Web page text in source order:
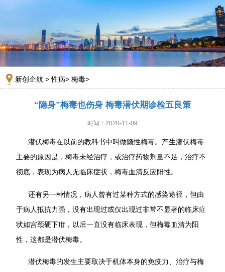
新创企航 >性病> 梅毒>
“隐身”梅毒也伤身 梅毒潜伏期诊检五良策
时间：2020-11-09
潜伏梅毒在以前的教科书中叫做隐性梅毒。产生潜伏梅毒
主要的原因是，梅毒未经治疗，或治疗药物剂量不足，治疗不
彻底，表现为病人无临床症状，梅毒血清反应阳性。
还有另一种情况，病人曾有过某种方式的感染途径，但由
于病人抵抗力强，没有出现过或仅出现过非常不显著的临床症
状如宫颈硬下疳，以后一直没有临床表现，但梅毒血清为阳
性，这都是潜伏梅毒。
潜伏梅毒的发生主要取决于机体本身的免疫力、治疗与梅